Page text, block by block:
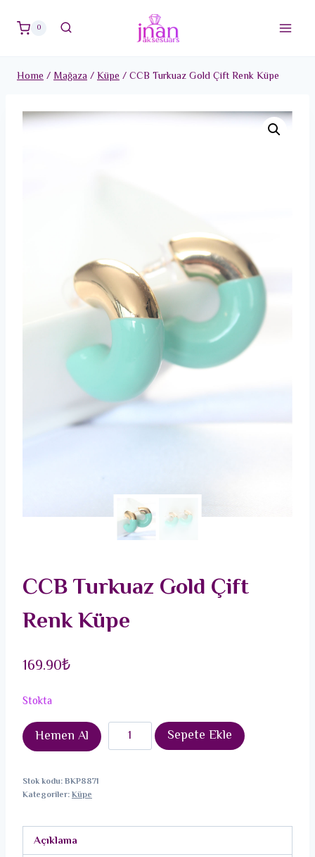
0
Home/Mağaza/Küpe/CCB Turkuaz Gold Çift Renk Küpe
CCB Turkuaz Gold Çift
Renk Küpe
169.90₺
Stokta
Hemen Al
CCB
Turkuaz
Küpe
Sepete Ekle
Stok kodu:BKP8871
Kategoriler:Küpe
Açıklama